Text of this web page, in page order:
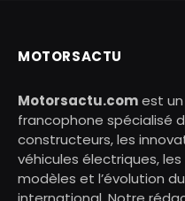
MOTORSACTU
Motorsactu.comest
francophone spécialisé
constructeurs, les
véhicules électriques,
modèles et l’évolution